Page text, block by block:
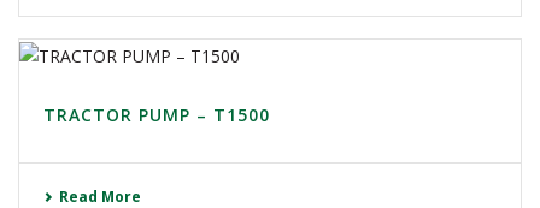
TRACTOR PUMP – T1500
Read More